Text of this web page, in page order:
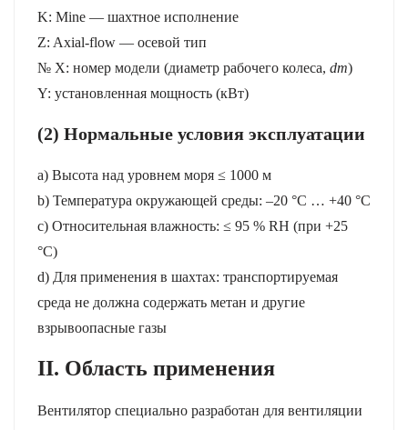
K: Mine — шахтное исполнение
Z: Axial-flow — осевой тип
№ X: номер модели (диаметр рабочего колеса, dm)
Y: установленная мощность (кВт)
(2) Нормальные условия эксплуатации
a) Высота над уровнем моря ≤ 1000 м
b) Температура окружающей среды: –20 °C … +40 °C
c) Относительная влажность: ≤ 95 % RH (при +25
°C)
d) Для применения в шахтах: транспортируемая
среда не должна содержать метан и другие
взрывоопасные газы
II. Область применения
Вентилятор специально разработан для вентиляции